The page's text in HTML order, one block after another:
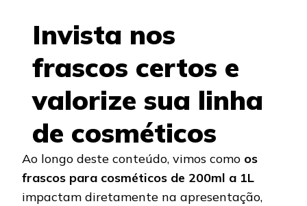
Invista nos
frascos certos e
valorize sua linha
de cosméticos
Ao longo deste conteúdo, vimos como os
frascos para cosméticos de 200ml a 1L
impactam diretamente na apresentação,